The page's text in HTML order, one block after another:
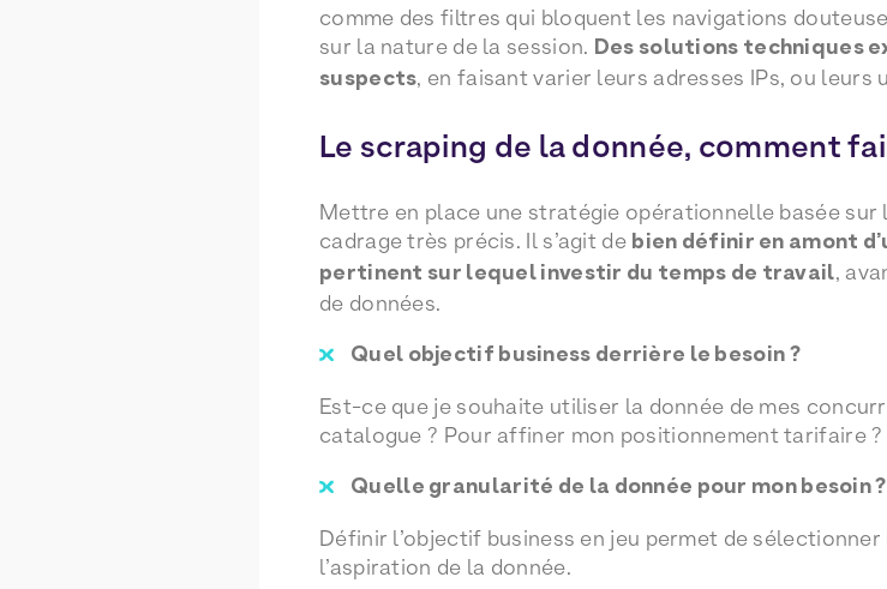
comme des filtres qui bloquent les navigations
sur la nature de la session. Des solutions techniques
suspects, en faisant varier leurs adresses IPs, ou leurs
Le scraping de la donnée, comment
Mettre en place une stratégie opérationnelle basée
cadrage très précis. Il s’agit de bien définir en amont
pertinent sur lequel investir du temps de travail,
de données.
Quel objectif business derrière le besoin ?
Est-ce que je souhaite utiliser la donnée de mes
catalogue ? Pour affiner mon positionnement tarifaire ?
Quelle granularité de la donnée pour mon besoin ?
Définir l’objectif business en jeu permet de
l’aspiration de la donnée.